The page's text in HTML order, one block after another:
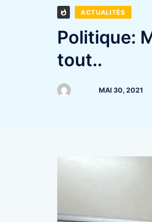
ACTUALITÉS
Politique:
tout..
MAI 30, 2021